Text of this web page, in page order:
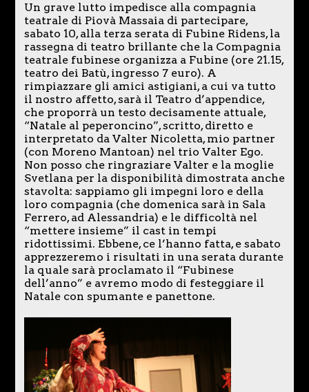
Un grave lutto impedisce alla compagnia
teatrale di Piovà Massaia di partecipare,
sabato 10, alla terza serata di Fubine Ridens, la
rassegna di teatro brillante che la Compagnia
teatrale fubinese organizza a Fubine (ore 21.15,
teatro dei Batù, ingresso 7 euro). A
rimpiazzare gli amici astigiani, a cui va tutto
il nostro affetto, sarà il Teatro d’appendice,
che proporrà un testo decisamente attuale,
“Natale al peperoncino”, scritto, diretto e
interpretato da Valter Nicoletta, mio partner
(con Moreno Mantoan) nel trio Valter Ego.
Non posso che ringraziare Valter e la moglie
Svetlana per la disponibilità dimostrata anche
stavolta: sappiamo gli impegni loro e della
loro compagnia (che domenica sarà in Sala
Ferrero, ad Alessandria) e le difficoltà nel
“mettere insieme” il cast in tempi
ridottissimi. Ebbene, ce l’hanno fatta, e sabato
apprezzeremo i risultati in una serata durante
la quale sarà proclamato il “Fubinese
dell’anno” e avremo modo di festeggiare il
Natale con spumante e panettone.